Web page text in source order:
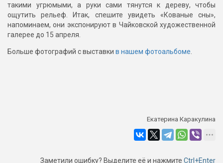
такими угрюмыми, а руки сами тянутся к дереву, чтобы
ощутить рельеф. Итак, спешите увидеть «Кованые сны»,
напоминаем, они экспонируют в Чайковской художественной
галерее до 15 апреля.
Больше фотографий с выставки в нашем фотоальбоме
Екатерина Каракулина
Заметили ошибку? Выделите её и нажмите Ctrl+Enter